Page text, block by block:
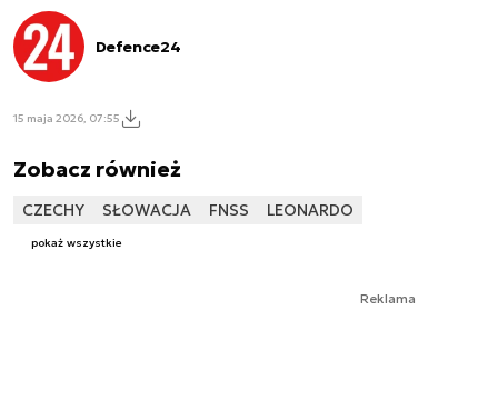
Defence24
15 maja 2026, 07:55
Zobacz również
CZECHY SŁOWACJA FNSS LEONARDO
pokaż wszystkie
Reklama